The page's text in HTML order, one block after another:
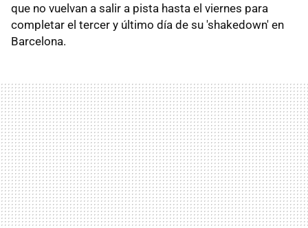
que no vuelvan a salir a pista hasta el viernes para
completar el tercer y último día de su 'shakedown' en
Barcelona.